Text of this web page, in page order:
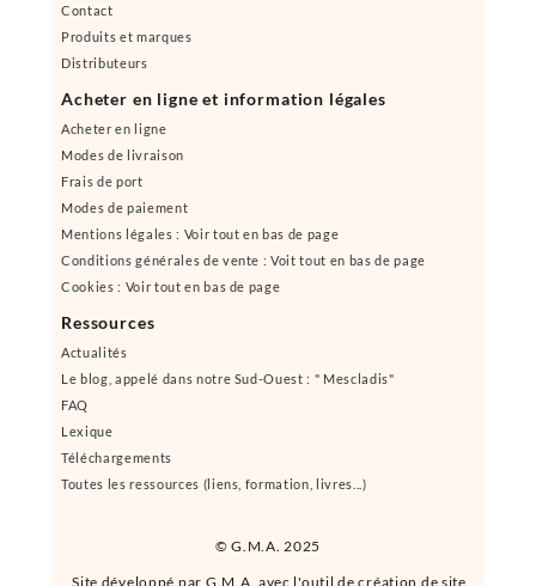
© G.M.A. 2025
Site développé par G.M.A. avec l'outil de création de site
Contact
Produits et marques
Distributeurs
Acheter en ligne et information légales
Acheter en ligne
Modes de livraison
Frais de port
Modes de paiement
Mentions légales : Voir tout en bas de page
Conditions générales de vente : Voit tout en bas de page
Cookies : Voir tout en bas de page
Ressources
Actualités
Le blog, appelé dans notre Sud-Ouest : " Mescladis"
FAQ
Lexique
Téléchargements
Toutes les ressources (liens, formation, livres...)